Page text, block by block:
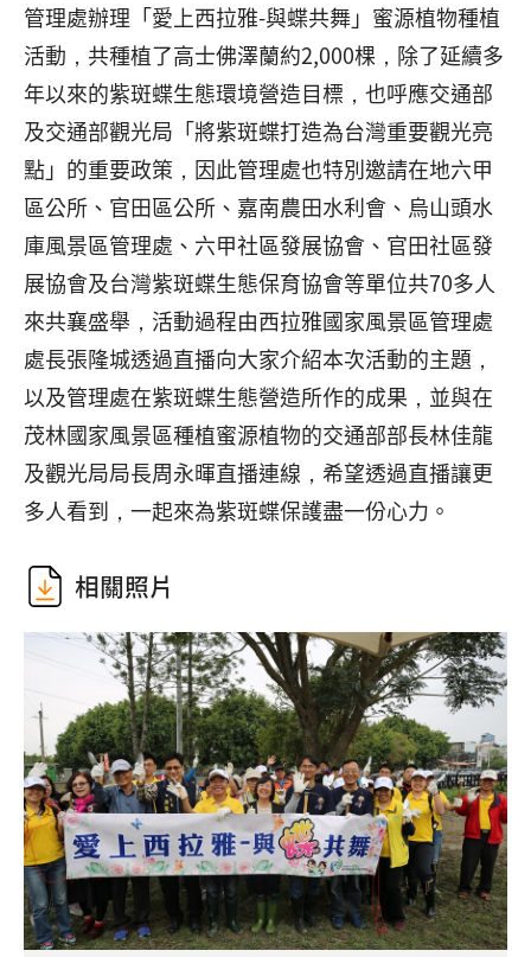
管理處辦理「愛上西拉雅-與蝶共舞」蜜源植物種植
活動，共種植了高士佛澤蘭約2,000棵，除了延續多
年以來的紫斑蝶生態環境營造目標，也呼應交通部
及交通部觀光局「將紫斑蝶打造為台灣重要觀光亮
點」的重要政策，因此管理處也特別邀請在地六甲
區公所、官田區公所、嘉南農田水利會、烏山頭水
庫風景區管理處、六甲社區發展協會、官田社區發
展協會及台灣紫斑蝶生態保育協會等單位共70多人
來共襄盛舉，活動過程由西拉雅國家風景區管理處
處長張隆城透過直播向大家介紹本次活動的主題，
以及管理處在紫斑蝶生態營造所作的成果，並與在
茂林國家風景區種植蜜源植物的交通部部長林佳龍
及觀光局局長周永暉直播連線，希望透過直播讓更
多人看到，一起來為紫斑蝶保護盡一份心力。
相關照片